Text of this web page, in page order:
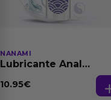
NANAMI
Lubricante Anal
Dilatación Base Agua
10.95€